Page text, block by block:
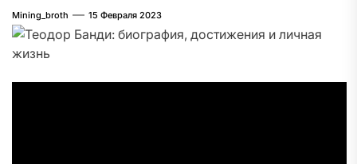
Mining_broth 15 Февраля 2023